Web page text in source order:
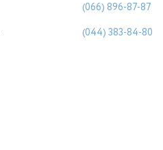
(066) 896-87-87
(044) 383-84-80